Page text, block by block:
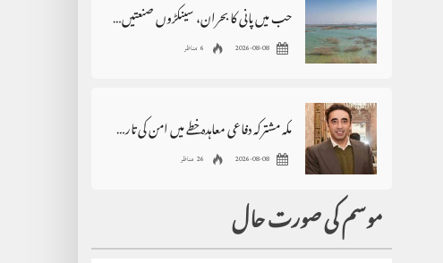
حب میں پانی کا بحران، سینکڑوں صنعتیں بند ، بے روزگاری بڑھنے کے خدشات
2026-08-08 6 مناظر
مکہ مشترکہ دفاعی معاہدہ خطے میں امن کی تاریخی دستاویز ہے، بلاول بھٹو
2026-08-08 26 مناظر
موسم کی صورت حال